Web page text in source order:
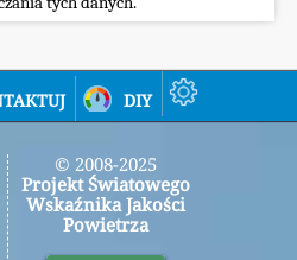
diy
© 2008-2025
Projekt Światowego
Wskaźnika Jakości
Powietrza